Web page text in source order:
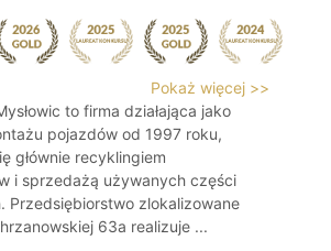
Pokaż więcej >>
to firma działająca jako
pojazdów od 1997 roku,
głównie recyklingiem
i sprzedażą używanych części
Przedsiębiorstwo zlokalizowane
63a realizuje ...